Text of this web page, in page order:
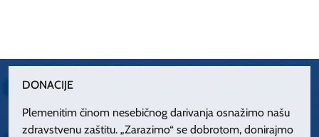
DONACIJE
Plemenitim činom nesebičnog darivanja osnažimo našu
zdravstvenu zaštitu. „Zarazimo“ se dobrotom, donirajmo